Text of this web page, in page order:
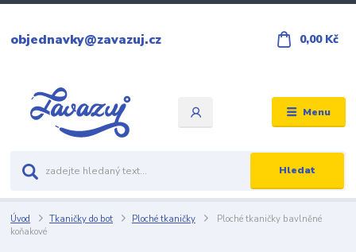
Menu
Hledat
objednavky@zavazuj.cz 0,00 Kč
Úvod Tkaničky do bot Ploché tkaničky
Ploché tkaničky bavlněné
koňakové